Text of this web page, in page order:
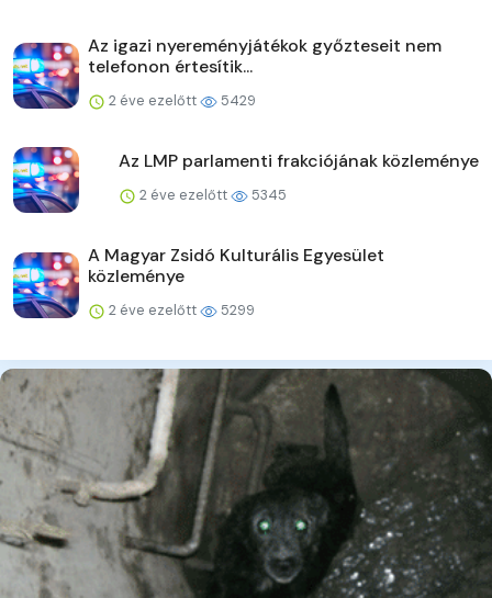
Az igazi nyereményjátékok győzteseit nem
telefonon értesítik...
2 éve ezelőtt 5429
Az LMP parlamenti frakciójának közleménye
2 éve ezelőtt 5345
A Magyar Zsidó Kulturális Egyesület
közleménye
2 éve ezelőtt 5299